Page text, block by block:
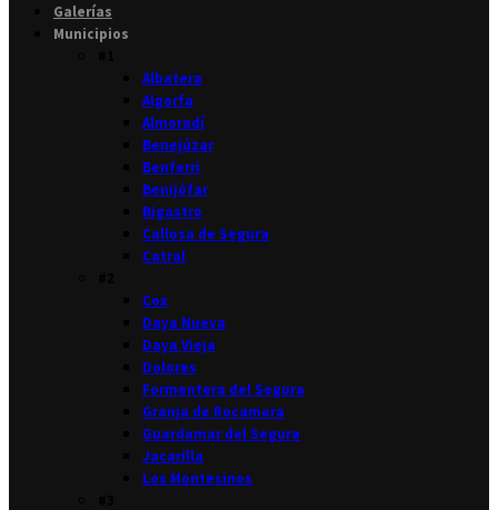
Galerías
Municipios
Albatera
Algorfa
Almoradí
Benejúzar
Benferri
Benijófar
Bigastro
Callosa de Segura
Catral
Cox
Daya Nueva
Daya Vieja
Dolores
Formentera del Segura
Granja de Rocamora
Guardamar del Segura
Jacarilla
Los Montesinos